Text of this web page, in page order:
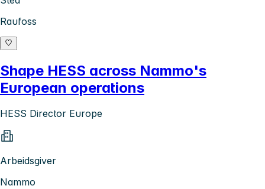
Raufoss
Shape HESS across Nammo's
European operations
HESS Director Europe
Arbeidsgiver
Nammo